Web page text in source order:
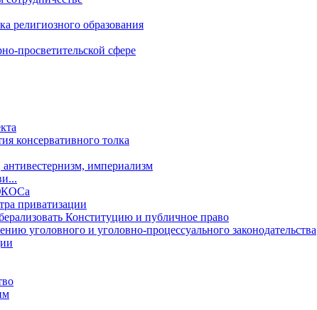
религиозного образования
просветительской сфере
консервативного толка
империализм
приватизации
Конституцию и публичное право
уголовного и уголовно-процессуального законодательства